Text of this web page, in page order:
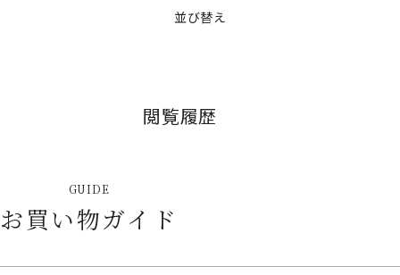
並び替え
閲覧履歴
GUIDE
お買い物ガイド